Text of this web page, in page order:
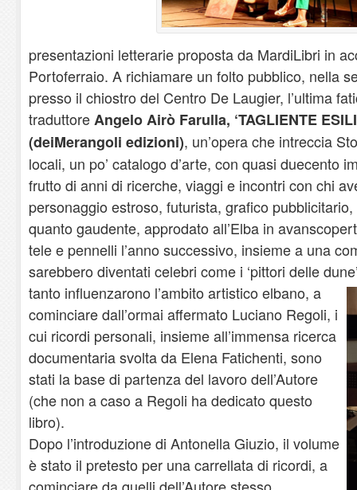
presentazioni letterarie proposta da MardiLibri in
Portoferraio. A richiamare un folto pubblico, nella
presso il chiostro del Centro De Laugier, l’ultima
traduttoreAngelo Airò Farulla, ‘TAGLIENTE
(deiMerangoli edizioni), un’opera che intreccia
locali, un po’ catalogo d’arte, con quasi duecento
frutto di anni di ricerche, viaggi e incontri con chi
personaggio estroso, futurista, grafico
quanto gaudente, approdato all’Elba in
tele e pennelli l’anno successivo, insieme a una
sarebbero diventati celebri come i ‘pittori delle
tanto influenzarono l’ambito artistico elbano, a
cominciare dall’ormai affermato Luciano Regoli, i
cui ricordi personali, insieme all’immensa ricerca
documentaria svolta da Elena Fatichenti, sono
stati la base di partenza del lavoro dell’Autore
(che non a caso a Regoli ha dedicato questo
libro).
Dopo l’introduzione di Antonella Giuzio, il volume
è stato il pretesto per una carrellata di ricordi, a